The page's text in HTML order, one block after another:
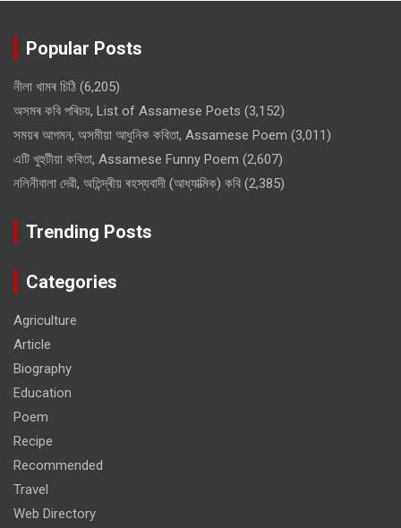
Popular Posts
নীলা খামৰ চিঠি (6,205)
অসমৰ কবি পৰিচয়, List of Assamese Poets (3,152)
সময়ৰ আগমন, অসমীয়া আধুনিক কবিতা, Assamese Poem (3,011)
এটি খুহুটীয়া কবিতা, Assamese Funny Poem (2,607)
নলিনীবালা দেৱী, অতিন্দ্ৰীয় ৰহস্যবাদী (আধ্যাত্মিক) কবি (2,385)
Trending Posts
Categories
Agriculture
Article
Biography
Education
Poem
Recipe
Recommended
Travel
Web Directory